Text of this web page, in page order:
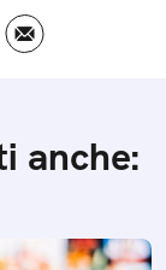
anche: